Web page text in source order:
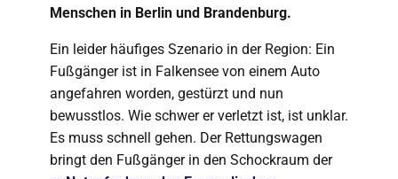
Menschen in Berlin und Brandenburg.
Ein leider häufiges Szenario in der Region: Ein
Fußgänger ist in Falkensee von einem Auto
angefahren worden, gestürzt und nun
bewusstlos. Wie schwer er verletzt ist, ist unklar.
Es muss schnell gehen. Der Rettungswagen
bringt den Fußgänger in den Schockraum der